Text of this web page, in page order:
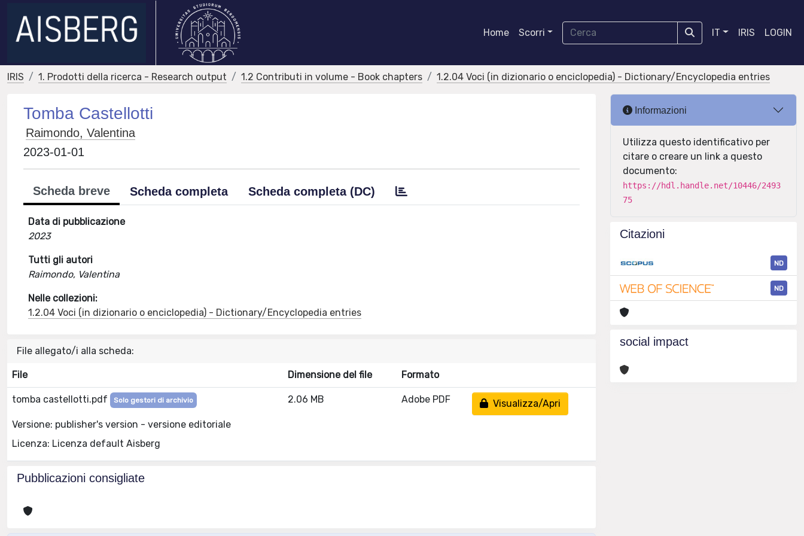
Home Scorri IT IRIS LOGIN
IRIS 1. Prodotti della ricerca - Research output 1.2 Contributi in volume - Book chapters 1.2.04 Voci (in dizionario o enciclopedia) - Dictionary/Encyclopedia entries
Tomba Castellotti
Raimondo, Valentina
2023-01-01
Scheda breve Scheda completa Scheda completa (DC)
Data di pubblicazione
2023
Tutti gli autori
Raimondo, Valentina
Nelle collezioni:
1.2.04 Voci (in dizionario o enciclopedia) - Dictionary/Encyclopedia entries
File allegato/i alla scheda:
File Dimensione del file Formato
tomba castellotti.pdf Solo gestori di archivio
Versione: publisher's version - versione editoriale
Licenza: Licenza default Aisberg
2.06 MB Adobe PDF Visualizza/Apri
Pubblicazioni consigliate
Informazioni
Utilizza questo identificativo per
citare o creare un link a questo
documento:
https://hdl.handle.net/10446/2493
75
Citazioni
ND
ND
social impact